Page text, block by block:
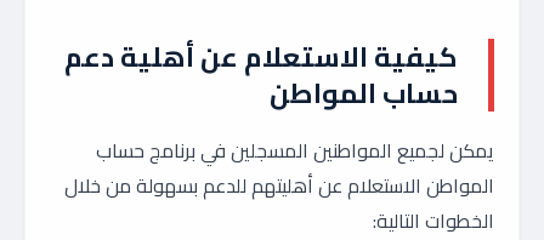
كيفية الاستعلام عن أهلية دعم
حساب المواطن
يمكن لجميع المواطنين المسجلين في برنامج حساب
المواطن الاستعلام عن أهليتهم للدعم بسهولة من خلال
الخطوات التالية: